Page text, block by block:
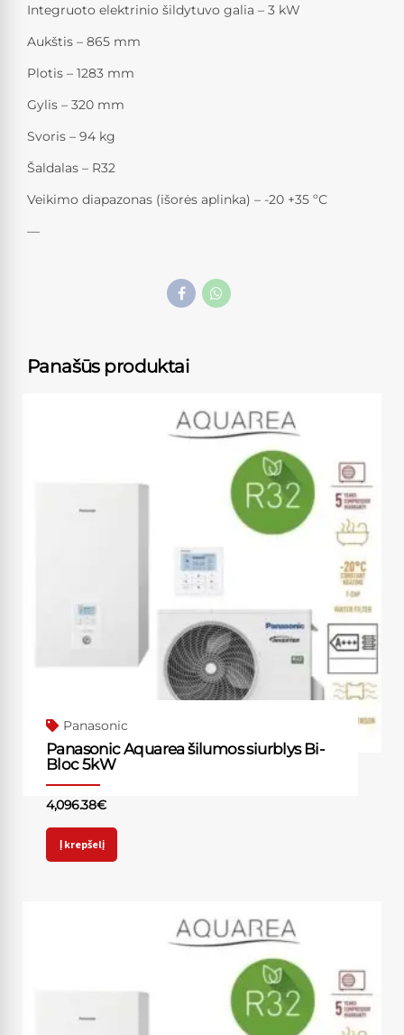
Integruoto elektrinio šildytuvo galia – 3 kW
Aukštis – 865 mm
Plotis – 1283 mm
Gylis – 320 mm
Svoris – 94 kg
Šaldalas – R32
Veikimo diapazonas (išorės aplinka) – -20 +35 ºС
—
Panašūs produktai
Panasonic
Panasonic Aquarea šilumos siurblys Bi-
Bloc 5kW
4,096.38€
Į krepšelį